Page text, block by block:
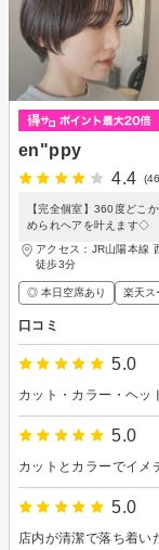
en"ppy
4.4
【完全個室】360度どこ
められヘアを叶えます◇
アクセス：JR山陽本線
徒歩3分
◎ 本日空席あり 楽天ス
口コミ
5.0
5.0
5.0